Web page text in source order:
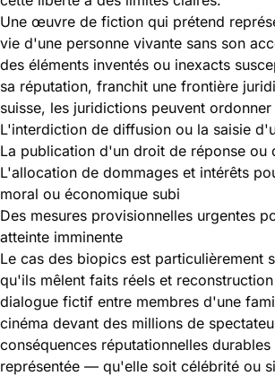
Une œuvre de fiction qui prétend
vie d'une personne vivante sans son
des éléments inventés ou inexacts
sa réputation, franchit une frontière
suisse, les juridictions peuvent ordonner
L'interdiction de diffusion ou la saisie
La publication d'un droit de réponse ou
L'allocation de dommages et intérêts
moral ou économique subi
Des mesures provisionnelles urgentes
atteinte imminente
Le cas des biopics est particulièrement
qu'ils mêlent faits réels et
dialogue fictif entre membres d'une
cinéma devant des millions de
conséquences réputationnelles
représentée — qu'elle soit célébrité ou